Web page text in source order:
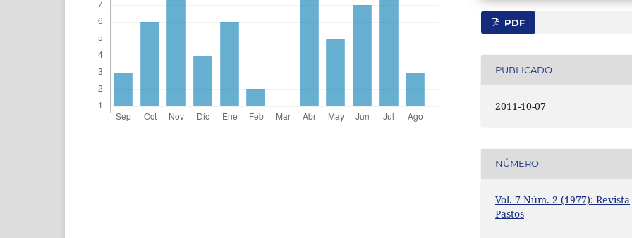
PDF
PUBLICADO
2011-10-07
NÚMERO
Vol. 7 Núm. 2 (1977): Revista
Pastos